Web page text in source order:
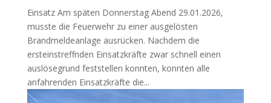
Einsatz Am späten Donnerstag Abend 29.01.2026,
musste die Feuerwehr zu einer ausgelösten
Brandmeldeanlage ausrücken. Nachdem die
ersteinstreffnden Einsatzkräfte zwar schnell einen
auslösegrund feststellen konnten, konnten alle
anfahrenden Einsatzkräfte die...